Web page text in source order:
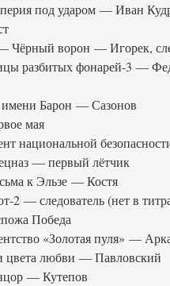
под ударом — Иван
Чёрный ворон — Игорек,
разбитых фонарей-3 —
Барон — Сазонов
мая
национальной
— первый лётчик
к Эльзе — Костя
2 — следователь (нет в
Победа
«Золотая пуля» —
цвета любви — Павловский
— Кутепов